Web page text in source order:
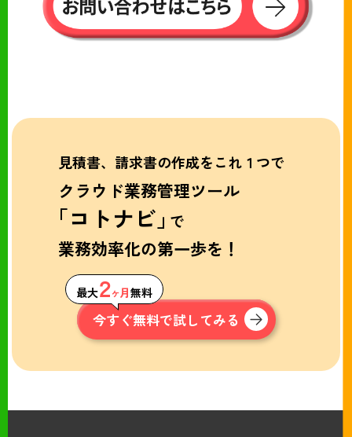
見積書、請求書の作成をこれ１つで
クラウド業務管理ツール
「コトナビ」で
業務効率化の第一歩を！
最大２ヶ月無料
今すぐ無料で試してみる